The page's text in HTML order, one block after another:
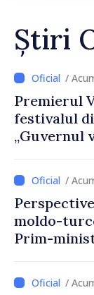
Știri
/
Premierul
festivalul
„Guvernul
comunitate
moldovenii
/
moldo-
Prim-
Uygar
/